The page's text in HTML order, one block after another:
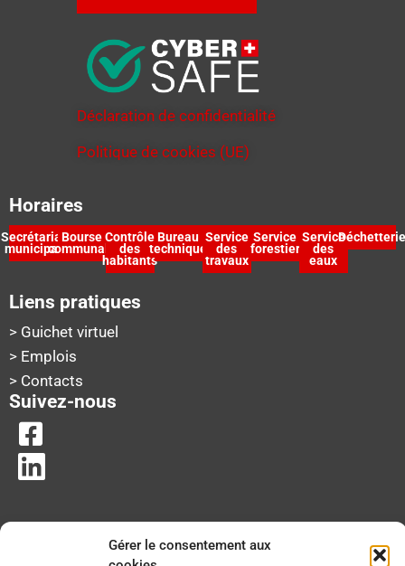
Gérer le consentement aux
Déclaration de confidentialité
Politique de cookies (UE)
Horaires
Secrétariat
municipal
Bourse
communale
Contrôle
des
habitants
Bureau
technique
Service
des
travaux
Service
forestier
Service
des
eaux
Déchetterie
Liens pratiques
> Guichet virtuel
> Emplois
> Contacts
Suivez-nous